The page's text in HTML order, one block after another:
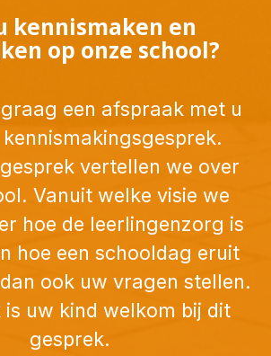
kennismaken en
op onze school?
een afspraak met u
vertellen we over
Vanuit welke visie we
hoe de leerlingenzorg is
hoe een schooldag eruit
ook uw vragen stellen.
uw kind welkom bij dit
gesprek.